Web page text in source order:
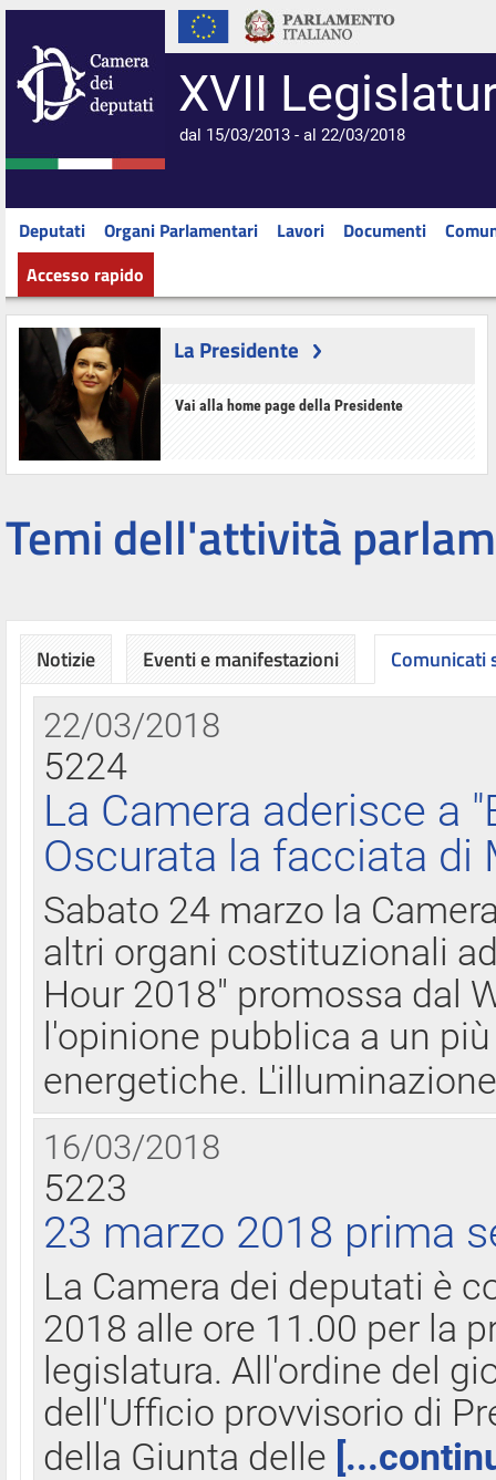
XVII
dal 15/03/2013 - al 22/03/2018
Deputati Organi Parlamentari Lavori Documenti
Accesso rapido
La Presidente
Vai alla home page della Presidente
Temi dell'attività
Notizie Eventi e manifestazioni Comunicati
22/03/2018
5224
La Camera aderisce a
Oscurata la facciata di
Sabato 24 marzo la
altri organi costituzionali
Hour 2018" promossa dal
l'opinione pubblica a un
energetiche.
16/03/2018
5223
23 marzo 2018 prima
La Camera dei deputati è
2018 alle ore 11.00 per la
legislatura. All'ordine del
dell'Ufficio provvisorio di
della Giunta delle